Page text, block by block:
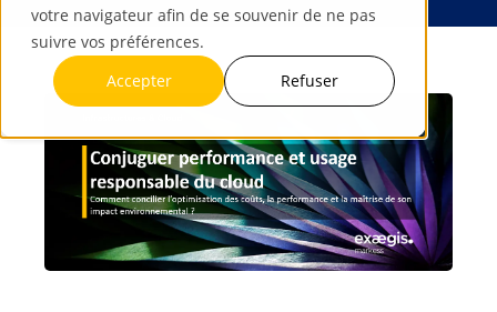
votre navigateur afin de se souvenir de ne pas
suivre vos préférences.
Accepter
Refuser